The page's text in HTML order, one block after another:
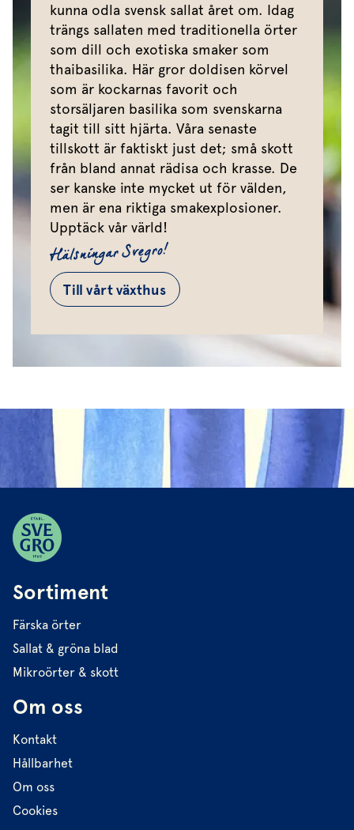
kunna odla svensk sallat året om. Idag
trängs sallaten med traditionella örter
som dill och exotiska smaker som
thaibasilika. Här gror doldisen körvel
som är kockarnas favorit och
storsäljaren basilika som svenskarna
tagit till sitt hjärta. Våra senaste
tillskott är faktiskt just det; små skott
från bland annat rädisa och krasse. De
ser kanske inte mycket ut för välden,
men är ena riktiga smakexplosioner.
Upptäck vår värld!
Hälsningar Svegro!
Till vårt växthus
Sortiment
Färska örter
Sallat & gröna blad
Mikroörter & skott
Om oss
Kontakt
Hållbarhet
Om oss
Cookies